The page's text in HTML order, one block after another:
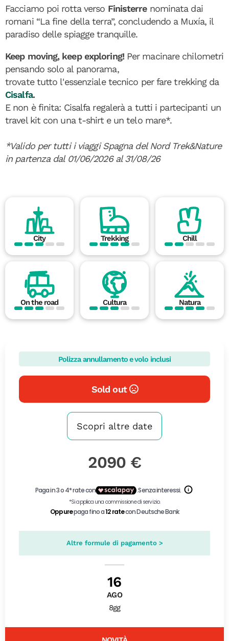
Facciamo poi rotta verso Finisterrenominata dai
romani “La fine della terra”, concludendo a Muxía, il
paradiso delle spiagge tranquille.
Keep moving, keep exploring! Per macinare chilometri
pensando solo al panorama,
trovate tutto l'essenziale tecnico per fare trekking da
Cisalfa.
E non è finita: Cisalfa regalerà a tutti i partecipanti un
travel kit con una t-shirt e un telo mare*.
*Valido per tutti i viaggi Spagna del Nord Trek&Nature
in partenza dal 01/06/2026 al 31/08/26
City Trekking Chill
On the road Cultura Natura
Polizza annullamento e volo inclusi
Sold out
Scopri altre date
2090 €
Altre formule di pagamento >
16
AGO
8gg